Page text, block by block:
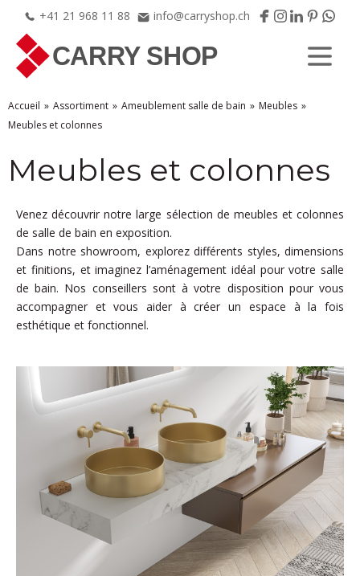
+41 21 968 11 88 info@carryshop.ch
Accueil Assortiment Ameublement salle de bain
Meubles
Meubles et colonnes
Meubles et colonnes
Venez découvrir notre large sélection de meubles et colonnes
de salle de bain en exposition.
Dans notre showroom, explorez différents styles, dimensions
et finitions, et imaginez l’aménagement idéal pour votre salle
de bain. Nos conseillers sont à votre disposition pour vous
accompagner et vous aider à créer un espace à la fois
esthétique et fonctionnel.